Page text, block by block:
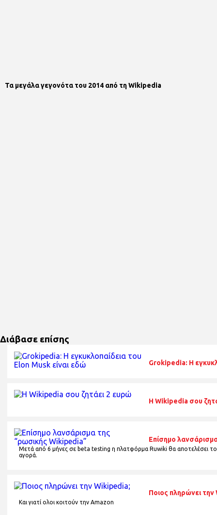
Τα μεγάλα γεγονότα του 2014 από τη Wikipedia
Διάβασε επίσης
Grokipedia: Η
H Wikipedia σου
Επίσημο
Μετά από 6 μήνες σε beta testing η πλατφόρμα Ruwiki θα αποτελέσει
αγορά.
Ποιος πληρώνει
Και γιατί ολοι κοιτούν την Amazon